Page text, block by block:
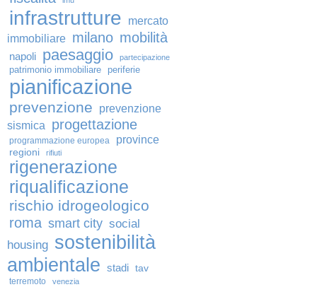
infrastrutture
mercato
immobiliare milano mobilità
napoli paesaggio partecipazione
patrimonio immobiliare periferie
pianificazione
prevenzione
prevenzione
sismica
progettazione
programmazione europea province
regioni rifiuti
rigenerazione
riqualificazione
rischio idrogeologico
roma smart city social
housing sostenibilità
ambientale stadi tav
terremoto venezia